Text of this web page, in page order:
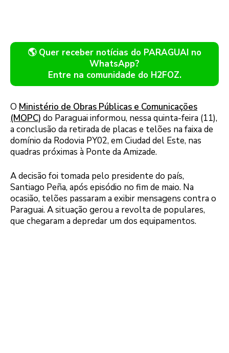
🌎 Quer receber notícias do PARAGUAI no
WhatsApp?
Entre na comunidade do H2FOZ.
O Ministério de Obras Públicas e Comunicações
(MOPC) do Paraguai informou, nessa quinta-feira (11),
a conclusão da retirada de placas e telões na faixa de
domínio da Rodovia PY02, em Ciudad del Este, nas
quadras próximas à Ponte da Amizade.
A decisão foi tomada pelo presidente do país,
Santiago Peña, após episódio no fim de maio. Na
ocasião, telões passaram a exibir mensagens contra o
Paraguai. A situação gerou a revolta de populares,
que chegaram a depredar um dos equipamentos.